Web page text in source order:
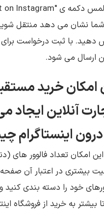
دهید. با ثبت درخواست برای
ارسال می شود.
خرید
آنلاین ایجاد
اینستاگرام
امکان تعداد فالوور
بیشتری در اعتبار آن
خود را دسته بندی
بیشتر به خرید از فروشگاه